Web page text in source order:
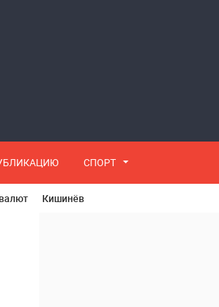
СПОРТ
Кишинёв